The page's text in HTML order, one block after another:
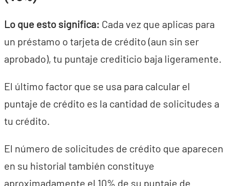
Lo que esto significa: Cada vez que aplicas para
un préstamo o tarjeta de crédito (aun sin ser
aprobado), tu puntaje crediticio baja ligeramente.
El último factor que se usa para calcular el
puntaje de crédito es la cantidad de solicitudes a
tu crédito.
El número de solicitudes de crédito que aparecen
en su historial también constituye
aproximadamente el 10% de su puntaje de